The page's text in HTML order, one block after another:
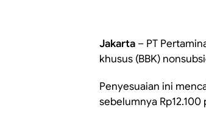
Jakarta – PT
khusus (BBK)
Penyesuaian ini
sebelumnya